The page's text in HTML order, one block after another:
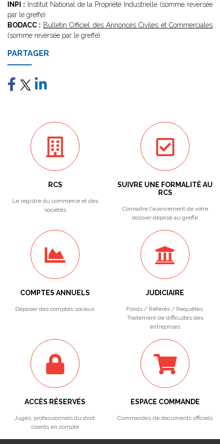
INPI : Institut National de la Propriété Industrielle (somme reversée
par le greffe)
BODACC : Bulletin Officiel des Annonces Civiles et Commerciales
(somme reversée par le greffe)
PARTAGER
RCS
Le registre du commerce et des
sociétés
SUIVRE UNE FORMALITÉ AU
RCS
Connaitre l'avancement de votre
dossier déposé au greffe
COMPTES ANNUELS
Déposer des comptes sociaux
JUDICIAIRE
Fonds / Référés / Requêtes.
Traitement de difficultés des
entreprises
ACCÈS RÉSERVÉS
Juges, professionnels du droit,
clients en compte
ESPACE COMMANDE
Commandes de documents officiels